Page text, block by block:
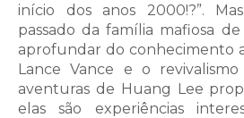
início dos anos 2000!?”.
passado da família mafiosa
aprofundar do conhecimento
Lance Vance e o
aventuras de Huang Lee
elas são experiências